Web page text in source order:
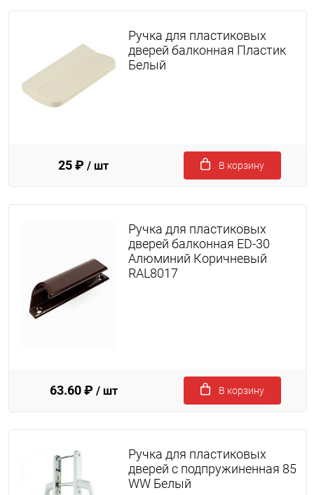
Ручка для пластиковых
дверей балконная Пластик
Белый
25 ₽ / шт В корзину
Ручка для пластиковых
дверей балконная ED-30
Алюминий Коричневый
RAL8017
63.60 ₽ / шт В корзину
Ручка для пластиковых
дверей с подпружиненная 85
WW Белый